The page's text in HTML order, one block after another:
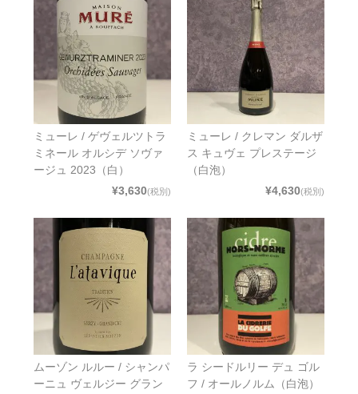
ミューレ / ゲヴェルツトラ
ミネール オルシデ ソヴァ
ージュ 2023（白）
¥3,630(税別)
ミューレ / クレマン ダルザ
ス キュヴェ プレステージ
（白泡）
¥4,630(税別)
ムーゾン ルルー / シャンパ
ーニュ ヴェルジー グラン
ラ シードルリー デュ ゴル
フ / オールノルム（白泡）